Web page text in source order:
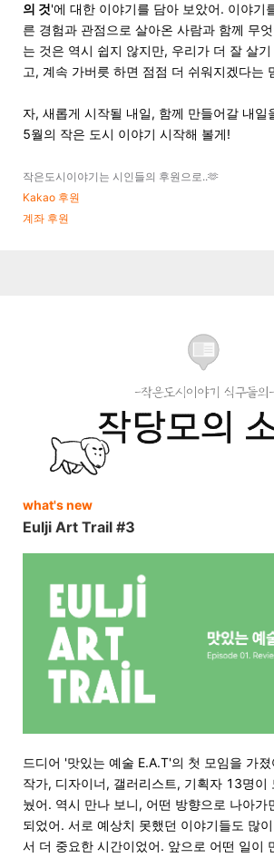
의 것'에 대한 이야기를 담아 보았어. 이야기
른 경험과 관점으로 살아온 사람과 함께 무
는 것은 역시 쉽지 않지만, 우리가 더 잘 살
고, 계속 가버릇 하면 점점 더 쉬워지겠다는
자, 새롭게 시작될 내일, 함께 만들어갈 내일
5월의 작은 도시 이야기 시작해 볼게!
작은도시이야기는 시인들의 후원으로..🫶
Kakao 후원
계좌 후원
what's new
Eulji Art Trail #3
드디어 '맛있는 예술 E.A.T'의 첫 모임을 가졌
작가, 디자이너, 갤러리스트, 기획자 13명이
눴어. 역시 만나 보니, 어떤 방향으로 나아가
되었어. 서로 예상치 못했던 이야기들도 많
서 더 중요한 시간이었어. 앞으로 어떤 일이